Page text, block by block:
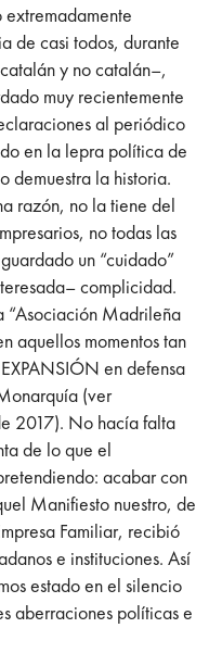
extremadamente
de casi todos, durante
y no catalán–,
muy recientemente
al periódico
en la lepra política de
demuestra la historia.
razón, no la tiene del
no todas las
un “cuidado”
complicidad.
“Asociación Madrileña
aquellos momentos tan
en defensa
(ver
2017). No hacía falta
de lo que el
acabar con
Manifiesto nuestro, de
Familiar, recibió
e instituciones. Así
estado en el silencio
aberraciones políticas e